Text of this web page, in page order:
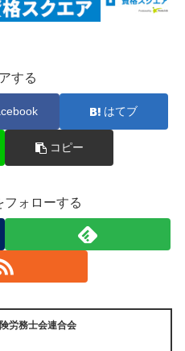
する
はてブ
コピー
フォローする
労務士会連合会